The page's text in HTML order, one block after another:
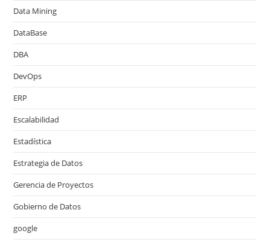
Data Mining
DataBase
DBA
DevOps
ERP
Escalabilidad
Estadística
Estrategia de Datos
Gerencia de Proyectos
Gobierno de Datos
google